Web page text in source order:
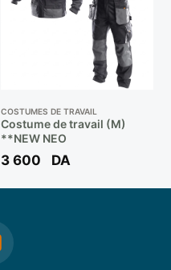
COSTUMES DE TRAVAIL
Costume de travail (M)
**NEW NEO
3 600 DA